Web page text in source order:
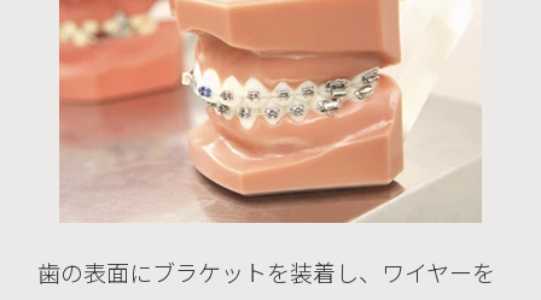
02 国内の承認医薬機器等の有無
マウスピース型矯正装置はインビザラ
イン®の他にも様々な種類がありま
す。その中には、条件を満たして薬事
承認されているマウスピース型矯正装
歯の表面にブラケットを装着し、ワイヤーを